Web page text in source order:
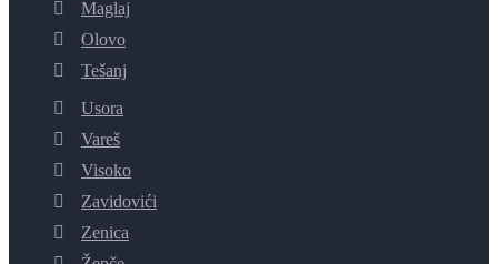
Maglaj
Olovo
Tešanj
Usora
Vareš
Visoko
Zavidovići
Zenica